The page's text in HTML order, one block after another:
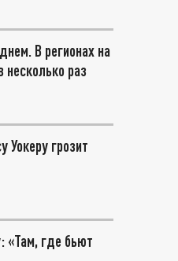
В регионах на
раз
грозит
«Там, где бьют